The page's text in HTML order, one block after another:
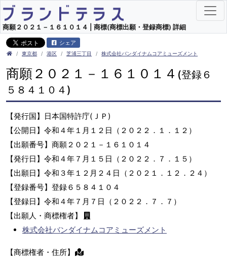
商願２０２１－１６１０１４ | 商標(商標出願・登録商標) 詳細
シェア
東京都 港区 芝浦三丁目 株式会社バンダイナムコアミューズメント
商願２０２１－１６１０１４ (登録６
５８４１０４)
【発行国】日本国特許庁(ＪＰ)
【公開日】令和４年１月１２日（２０２２．１．１２）
【出願番号】商願２０２１－１６１０１４
【発行日】令和４年７月１５日（２０２２．７．１５）
【出願日】令和３年１２月２４日（２０２１．１２．２４）
【登録番号】登録６５８４１０４
【登録日】令和４年７月７日（２０２２．７．７）
【出願人・商標権者】
株式会社バンダイナムコアミューズメント
【商標権者・住所】